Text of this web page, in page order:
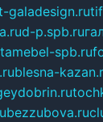
galadesign.ru
d-p.spb.ru
spb.ru
blesna-
bezzubova.ru